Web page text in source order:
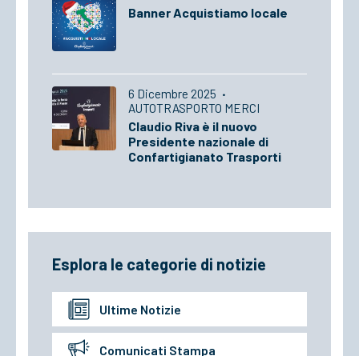
Banner Acquistiamo locale
6 Dicembre 2025 ·
AUTOTRASPORTO MERCI
Claudio Riva è il nuovo
Presidente nazionale di
Confartigianato Trasporti
Esplora le categorie di notizie
Ultime Notizie
Comunicati Stampa